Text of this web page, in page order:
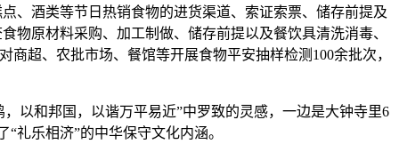
、酒类等节日热销食物的进货渠道、索证索票、储存前提及
物原材料采购、加工制做、储存前提以及餐饮具清洗消毒、
超、农批市场、餐馆等开展食物平安抽样检测100余批次，
和邦国，以谐万平易近”中罗致的灵感，一边是大钟寺里6
礼乐相济”的中华保守文化内涵。